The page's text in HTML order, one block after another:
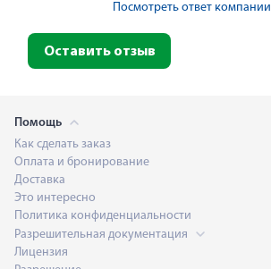
Посмотреть ответ компании
Оставить отзыв
Помощь
Как сделать заказ
Оплата и бронирование
Доставка
Это интересно
Политика конфиденциальности
Разрешительная документация
Лицензия